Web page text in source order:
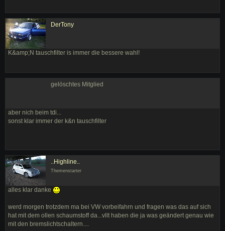
DerTony
K&amp;N tauschfilter is immer die bessere wahl!
gelöschtes Mitglied
aber nich beim tdi...
sonst klar immer der k&n tauschfilter
..Highline..
Themenstarter
alles klar danke
werd morgen trotzdem ma bei VW vorbeifahrn und fragen was das auf sich
hat mit dem ollen schaumstoff da...vllt haben die ja was geändert genau wie
mit den bremslichtschaltern....